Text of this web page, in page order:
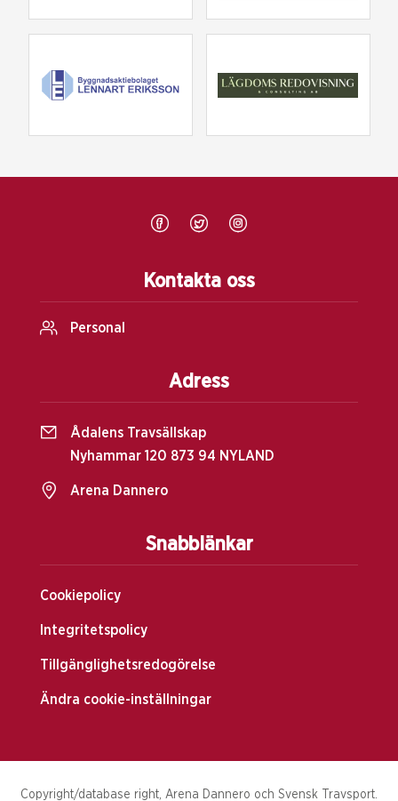
Snabblänkar
Cookiepolicy
Integritetspolicy
Tillgänglighetsredogörelse
Ändra cookie-inställningar
Kontakta oss
Personal
Adress
Ådalens Travsällskap
Nyhammar 120 873 94 NYLAND
Arena Dannero
Copyright/database right, Arena Dannero och Svensk Travsport.